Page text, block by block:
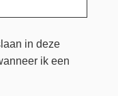
in deze
ik een